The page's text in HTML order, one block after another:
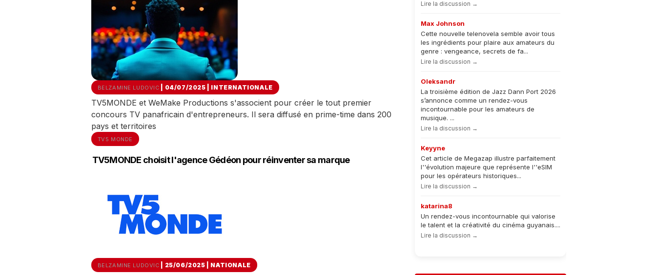
BELZAMINE LUDOVIC | 04/07/2025 INTERNATIONALE
TV5MONDE et WeMake Productions s'associent pour créer le tout premier
concours TV panafricain d'entrepreneurs. Il sera diffusé en prime-time dans 200
pays et territoires
TV5 MONDE
TV5MONDE choisit l'agence Gédéon pour réinventer sa marque
BELZAMINE LUDOVIC | 25/06/2025 NATIONALE
Lire la discussion →
Max Johnson
Cette nouvelle telenovela semble avoir tous
les ingrédients pour plaire aux amateurs du
genre : vengeance, secrets de fa...
Lire la discussion →
Oleksandr
La troisième édition de Jazz Dann Port 2026
s’annonce comme un rendez-vous
incontournable pour les amateurs de
musique. ...
Lire la discussion →
Keyyne
Cet article de Megazap illustre parfaitement
l''évolution majeure que représente l''eSIM
pour les opérateurs historiques...
Lire la discussion →
katarina8
Un rendez-vous incontournable qui valorise
le talent et la créativité du cinéma guyanais....
Lire la discussion →